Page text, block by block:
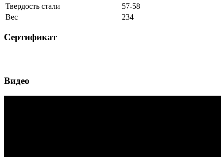
Твердость стали
57-58
Вес
234
Сертификат
Видео